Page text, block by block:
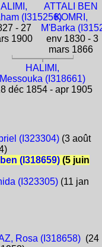
(I315256)
- 27
1900
ATTALI BEN
KOMRI,
M'Barka
env 1830 - 3
mars 1866
HALIMI,
Messouka (I318661)
déc 1854 - apr 1905
(I323304)(3 août
(I318659)(5 juin
(I323305)(11 jan
Rosa (I318658)(24